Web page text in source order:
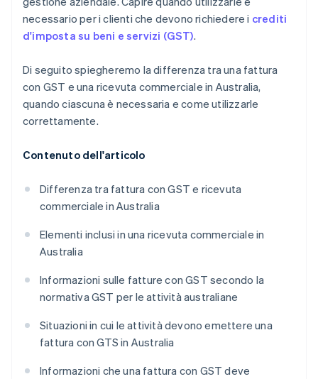
necessario per i clienti che devono richiedere i crediti
d'imposta su beni e servizi (GST).
Di seguito spiegheremo la differenza tra una fattura
con GST e una ricevuta commerciale in Australia,
quando ciascuna è necessaria e come utilizzarle
correttamente.
Contenuto dell'articolo
Differenza tra fattura con GST e ricevuta
commerciale in Australia
Elementi inclusi in una ricevuta commerciale in
Australia
Informazioni sulle fatture con GST secondo la
normativa GST per le attività australiane
Situazioni in cui le attività devono emettere una
fattura con GTS in Australia
Informazioni che una fattura con GST deve